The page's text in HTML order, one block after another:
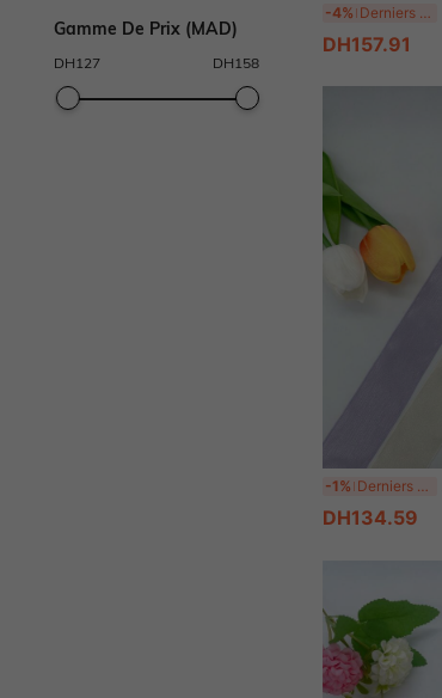
Gamme De Prix (MAD)
DH127 DH158
-4% Derniers 3 jours
DH157.91
-1% Derniers 3 jours
DH134.59